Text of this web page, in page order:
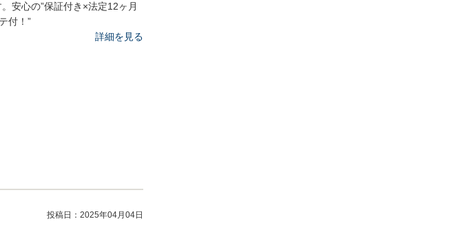
安心の”保証付き×法定12ヶ月
付！”
詳細を見る
投稿日： 2025年04月04日